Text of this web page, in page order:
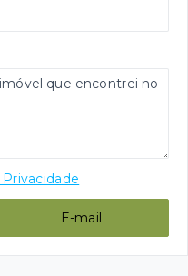
E-mail